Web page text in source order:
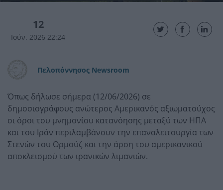
12
Ιούν. 2026 22:24
Πελοπόννησος Newsroom
Όπως δήλωσε σήμερα (12/06/2026) σε
δημοσιογράφους ανώτερος Αμερικανός αξιωματούχος
οι όροι του μνημονίου κατανόησης μεταξύ των ΗΠΑ
και του Ιράν περιλαμβάνουν την επαναλειτουργία των
Στενών του Ορμούζ και την άρση του αμερικανικού
αποκλεισμού των ιρανικών λιμανιών.